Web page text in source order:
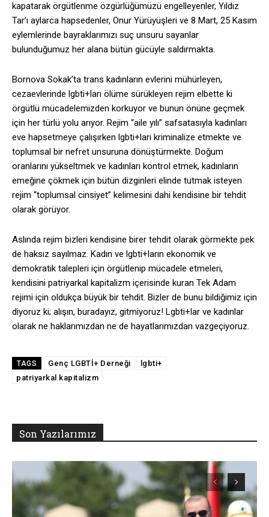
kapatarak örgütlenme özgürlüğümüzü engelleyenler, Yıldız
Tar’ı aylarca hapsedenler, Onur Yürüyüşleri ve 8 Mart, 25 Kasım
eylemlerinde bayraklarımızı suç unsuru sayanlar
bulunduğumuz her alana bütün gücüyle saldırmakta.
Bornova Sokak’ta trans kadınların evlerini mühürleyen,
cezaevlerinde lgbti+ları ölüme sürükleyen rejim elbette ki
örgütlü mücadelemizden korkuyor ve bunun önüne geçmek
için her türlü yolu arıyor. Rejim “aile yılı” safsatasıyla kadınları
eve hapsetmeye çalışırken lgbti+ları kriminalize etmekte ve
toplumsal bir nefret unsuruna dönüştürmekte. Doğum
oranlarını yükseltmek ve kadınları kontrol etmek, kadınların
emeğine çökmek için bütün dizginleri elinde tutmak isteyen
rejim “toplumsal cinsiyet” kelimesini dahi kendisine bir tehdit
olarak görüyor.
Aslında rejim bizleri kendisine birer tehdit olarak görmekte pek
de haksız sayılmaz. Kadın ve lgbti+ların ekonomik ve
demokratik talepleri için örgütlenip mücadele etmeleri,
kendisini patriyarkal kapitalizm içerisinde kuran Tek Adam
rejimi için oldukça büyük bir tehdit. Bizler de bunu bildiğimiz için
diyoruz ki; alışın, buradayız, gitmiyoruz! Lgbti+lar ve kadınlar
olarak ne haklarımızdan ne de hayatlarımızdan vazgeçiyoruz.
TAGS Genç LGBTİ+ Derneği
lgbti+
patriyarkal kapitalizm
Son Yazılarımız